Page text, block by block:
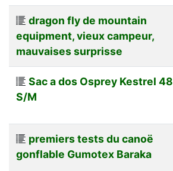
dragon fly de mountain
equipment, vieux campeur,
mauvaises surprisse
Sac a dos Osprey Kestrel 48
S/M
premiers tests du canoë
gonflable Gumotex Baraka